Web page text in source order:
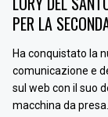
PER LA
Ha conquistato la
comunicazione e
sul web con il suo
macchina da